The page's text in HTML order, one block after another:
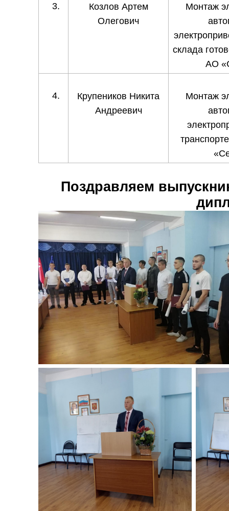
Козлов Артем
Олегович
Монтаж
склада
АО
Крупеников Никита
Андреевич
Монтаж
Поздравляем